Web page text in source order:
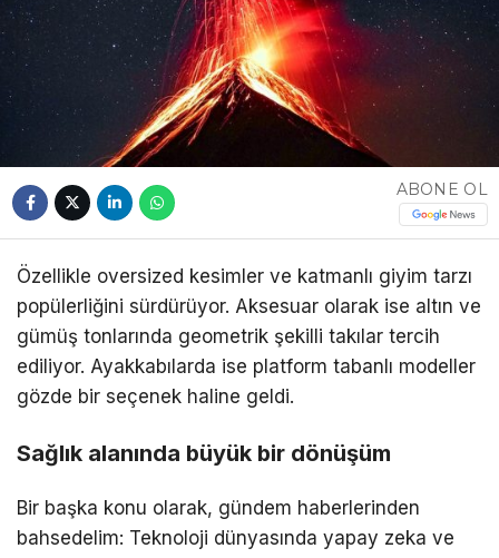
ABONE OL
Özellikle oversized kesimler ve katmanlı giyim tarzı
popülerliğini sürdürüyor. Aksesuar olarak ise altın ve
gümüş tonlarında geometrik şekilli takılar tercih
ediliyor. Ayakkabılarda ise platform tabanlı modeller
gözde bir seçenek haline geldi.
Sağlık alanında büyük bir dönüşüm
Bir başka konu olarak, gündem haberlerinden
bahsedelim: Teknoloji dünyasında yapay zeka ve